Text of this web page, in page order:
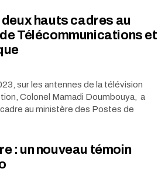
hauts cadres au
Télécommunications et
sur les antennes de la télévision
Colonel Mamadi Doumbouya, a
au ministère des Postes de
: un nouveau témoin